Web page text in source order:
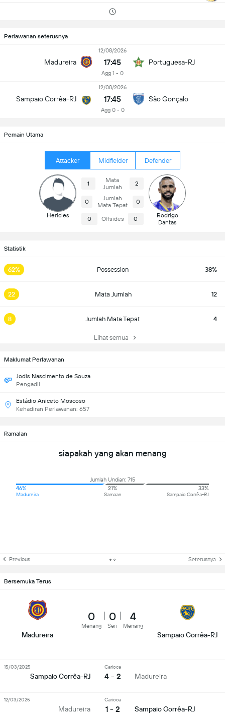
Perlawanan seterusnya
Madureira
12/08/2026
17:45
Agg 1 - 0
Portuguesa-RJ
Sampaio Corrêa-RJ
12/08/2026
17:45
Agg 0 - 0
São Gonçalo
Pemain Utama
Attacker Midfielder Defender
Hericles
1
Mata
Jumlah
2
0
Jumlah
Mata Tepat
0
0 Offsides 0
Rodrigo
Dantas
Statistik
62% Possession 38%
22 Mata Jumlah 12
8 Jumlah Mata Tepat 4
Lihat semua
Maklumat Perlawanan
Jodis Nascimento de Souza
Pengadil
Estádio Aniceto Moscoso
Kehadiran Perlawanan: 657
Ramalan
siapakah yang akan menang
Jumlah Undian: 715
46%
Madureira
21%
Samaan
33%
Sampaio Corrêa-RJ
Previous Seterusnya
Bersemuka Terus
Madureira
0
Menang
0
Seri
4
Menang
Sampaio Corrêa-RJ
Sampaio Corrêa-RJ
Carioca
4 - 2 Madureira
15/03/2025
Madureira
Carioca
1 - 2 Sampaio Corrêa-RJ
12/03/2025